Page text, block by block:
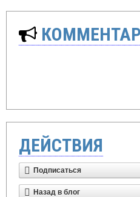
ДЕЙСТВИЯ
Подписаться
Назад в блог